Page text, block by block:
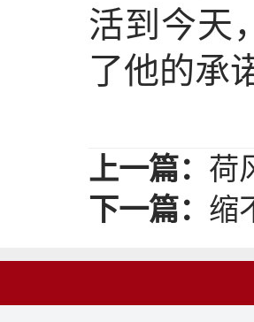
活到今天
了他的承
上一篇： 荷
下一篇： 缩